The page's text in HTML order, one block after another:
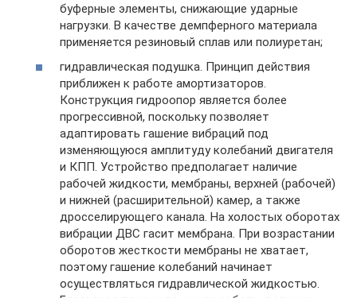
буферные элементы, снижающие ударные
нагрузки. В качестве демпферного материала
применяется резиновый сплав или полиуретан;
гидравлическая подушка. Принцип действия
приближен к работе амортизаторов.
Конструкция гидроопор является более
прогрессивной, поскольку позволяет
адаптировать гашение вибраций под
изменяющуюся амплитуду колебаний двигателя
и КПП. Устройство предполагает наличие
рабочей жидкости, мембраны, верхней (рабочей)
и нижней (расширительной) камер, а также
дросселирующего канала. На холостых оборотах
вибрации ДВС гасит мембрана. При возрастании
оборотов жесткости мембраны не хватает,
поэтому гашение колебаний начинает
осуществляться гидравлической жидкостью.